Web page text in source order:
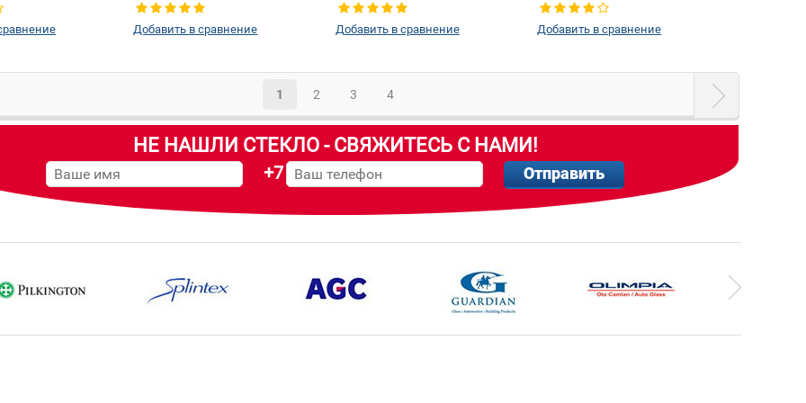
Добавить в сравнение Добавить в сравнение Добавить в сравнение
1 2 3 4
НЕ НАШЛИ СТЕКЛО - СВЯЖИТЕСЬ С НАМИ!
+7 Отправить